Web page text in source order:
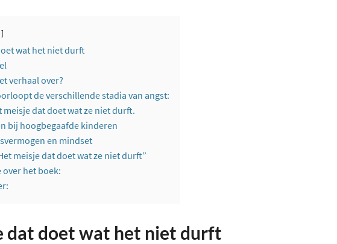
wat het niet durft
verhaal over?
de verschillende stadia van angst:
meisje dat doet wat ze niet durft.
bij hoogbegaafde kinderen
en mindset
meisje dat doet wat ze niet durft”
het boek:
dat doet wat het niet durft